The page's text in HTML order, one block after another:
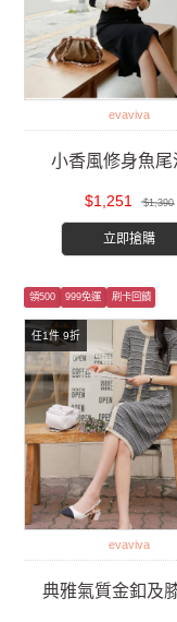
evaviva
小香風修身魚尾
$1,251 $1,390
立即搶購
任1件 9折
領500 999免運 刷卡回饋
evaviva
典雅氣質金釦及